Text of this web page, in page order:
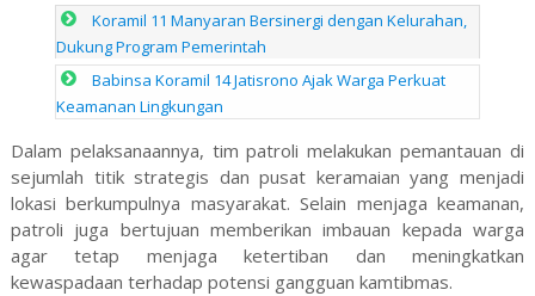
Koramil 11 Manyaran Bersinergi dengan Kelurahan,
Dukung Program Pemerintah
Babinsa Koramil 14 Jatisrono Ajak Warga Perkuat
Keamanan Lingkungan
Dalam pelaksanaannya, tim patroli melakukan pemantauan di
sejumlah titik strategis dan pusat keramaian yang menjadi
lokasi berkumpulnya masyarakat. Selain menjaga keamanan,
patroli juga bertujuan memberikan imbauan kepada warga
agar tetap menjaga ketertiban dan meningkatkan
kewaspadaan terhadap potensi gangguan kamtibmas.